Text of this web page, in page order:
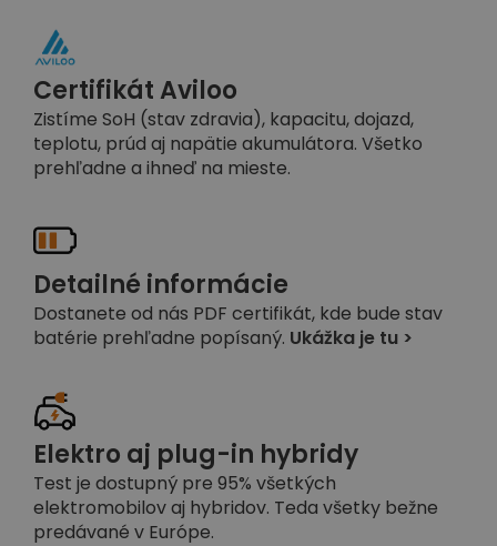
Certifikát Aviloo
Zistíme SoH (stav zdravia), kapacitu, dojazd,
teplotu, prúd aj napätie akumulátora. Všetko
prehľadne a ihneď na mieste.
Detailné informácie
Dostanete od nás PDF certifikát, kde bude stav
batérie prehľadne popísaný. Ukážka je tu >
Elektro aj plug-in hybridy
Test je dostupný pre 95% všetkých
elektromobilov aj hybridov. Teda všetky bežne
predávané v Európe.